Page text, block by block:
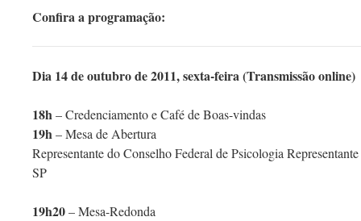
Confira a programação:
Dia 14 de outubro de 2011, sexta-feira (Transmissão online)
18h– Credenciamento e Café de Boas-vindas
19h– Mesa de Abertura
Representante do Conselho Federal de Psicologia
SP
19h20– Mesa-Redonda